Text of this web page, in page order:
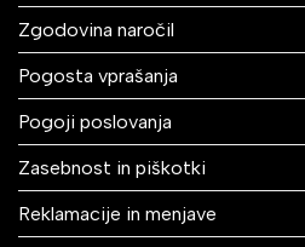
Zgodovina naročil
Pogosta vprašanja
Pogoji poslovanja
Zasebnost in piškotki
Reklamacije in menjave